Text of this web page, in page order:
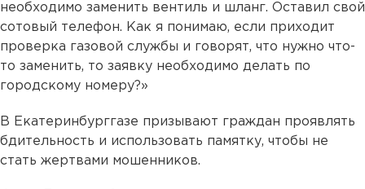
необходимо заменить вентиль и шланг. Оставил свой
сотовый телефон. Как я понимаю, если приходит
проверка газовой службы и говорят, что нужно что-
то заменить, то заявку необходимо делать по
городскому номеру?»
В Екатеринбурггазе призывают граждан проявлять
бдительность и использовать памятку, чтобы не
стать жертвами мошенников.